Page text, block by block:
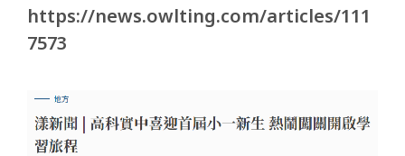
https://news.owlting.com/articles/111
7573